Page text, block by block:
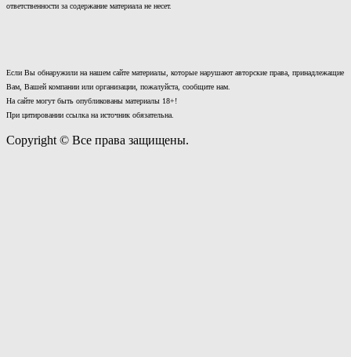
ответственности за содержание материала не несет.
Если Вы обнаружили на нашем сайте материалы, которые нарушают авторские права, принадлежащие
Вам, Вашей компании или организации, пожалуйста, сообщите нам.
На сайте могут быть опубликованы материалы 18+!
При цитировании ссылка на источник обязательна.
Copyright © Все права защищены.